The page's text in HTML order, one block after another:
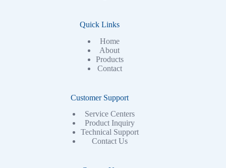
Quick Links
Home
About
Products
Contact
Customer Support
Service Centers
Product Inquiry
Technical Support
Contact Us